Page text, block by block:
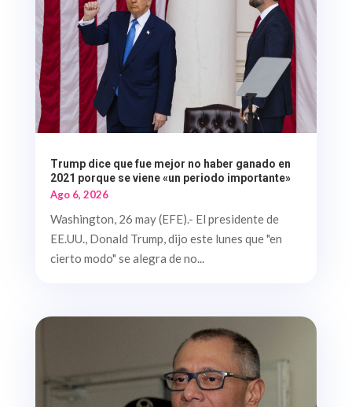
Trump dice que fue mejor no haber ganado en
2021 porque se viene «un periodo importante»
Ago 6, 2026
Washington, 26 may (EFE).- El presidente de
EE.UU., Donald Trump, dijo este lunes que "en
cierto modo" se alegra de no...